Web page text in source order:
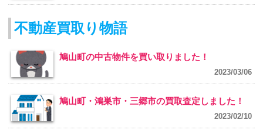
不動産買取り物語
鳩山町の中古物件を買い取りました！
2023/03/06
鳩山町・鴻巣市・三郷市の買取査定しました！
2023/02/10